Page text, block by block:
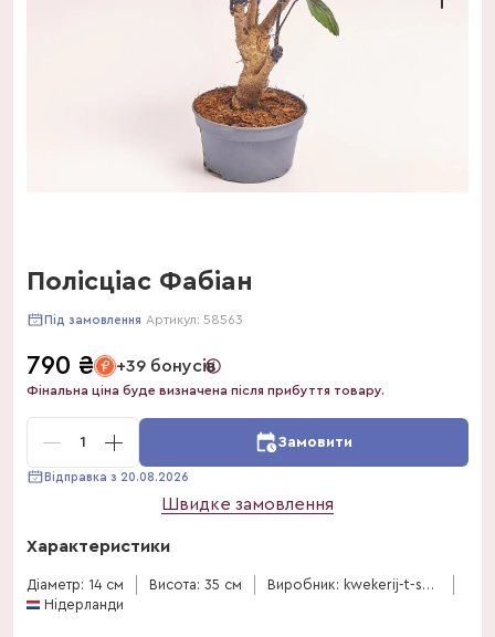
Полісціас Фабіан
Під замовлення Артикул: 58563
790 ₴ +39 бонусів
Фінальна ціна буде визначена після прибуття товару.
1 Замовити
Відправка з 20.08.2026
Швидке замовлення
Характеристики
Діаметр: 14 см Висота: 35 см
Виробник: kwekerij-t-schone-hof
Нідерланди